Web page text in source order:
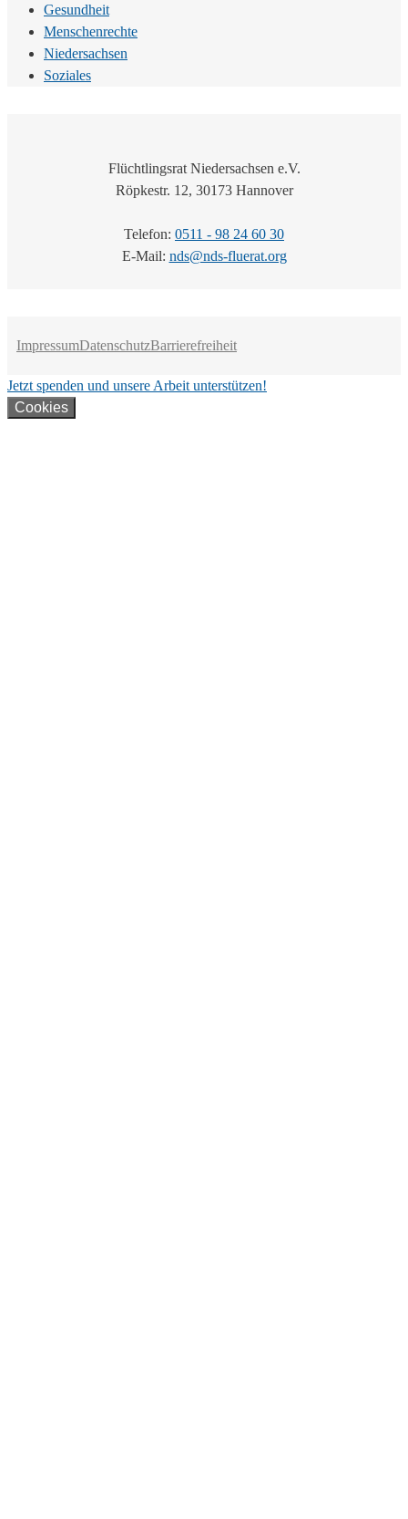
Gesundheit
Menschenrechte
Niedersachsen
Soziales
Flüchtlingsrat Niedersachsen e.V.
Röpkestr. 12, 30173 Hannover
Telefon: 0511 - 98 24 60 30
E-Mail: nds@nds-fluerat.org
ImpressumDatenschutzBarrierefreiheit
Jetzt spenden und unsere Arbeit unterstützen!
Cookies